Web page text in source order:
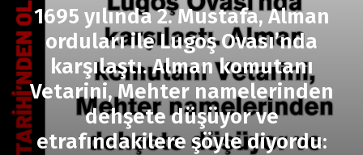
1695 yılında 2. Mustafa, Alman
orduları ile Lugoş Ovası’nda
karşılaştı. Alman komutanı
Vetarini, Mehter namelerinden
dehşete düşüyor ve
etrafındakilere şöyle diyordu: